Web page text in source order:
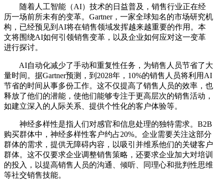
随着人工智能（AI）技术的日益普及，销售行业正在经
历一场前所未有的变革。Gartner，一家全球知名的市场研究机
构，已经预见到AI将在销售领域发挥越来越重要的作用。本
文将围绕AI如何引领销售变革，以及企业如何应对这一变革
进行探讨。
AI自动化减少了手动和重复性任务，为销售人员节省了大
量时间。据Gartner预测，到2028年，10%的销售人员将利用AI
节省的时间从事多份工作。这不仅提高了销售人员的效率，也
释放了他们的潜能，使他们能够专注于更高层次的销售活动，
如建立深入的人际关系、提供个性化的客户体验等。
神经多样性是指人们对感官和信息处理的独特需求。B2B
购买群体中，神经多样性客户约占20%。企业需要关注这部分
群体的需求，提供无障碍内容，以吸引并维系他们的关键客户
群体。这不仅要求企业调整销售策略，还要求企业加大对培训
的投入，以提高销售人员的沟通、倾听、同理心和批判性思维
等社交销售技能。